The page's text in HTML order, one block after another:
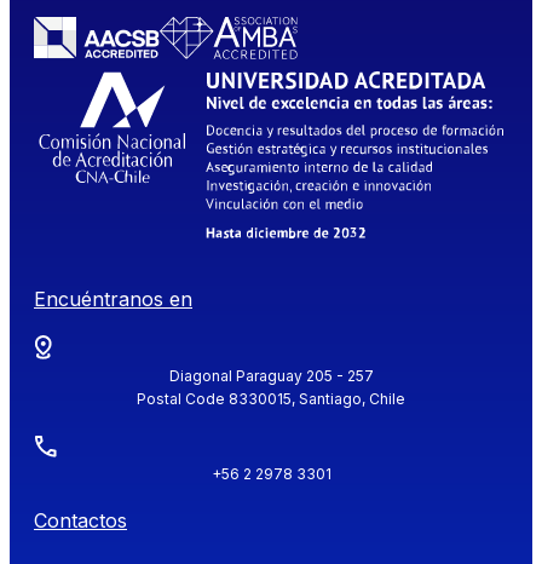
Encuéntranos en
Diagonal Paraguay 205 - 257
Postal Code 8330015, Santiago, Chile
+56 2 2978 3301
Contactos